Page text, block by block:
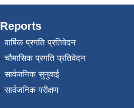
Reports
वार्षिक प्रगति प्रतिवेदन
चौमासिक प्रगति प्रतिवेदन
सार्वजनिक सुनुवाई
सार्वजनिक परीक्षण